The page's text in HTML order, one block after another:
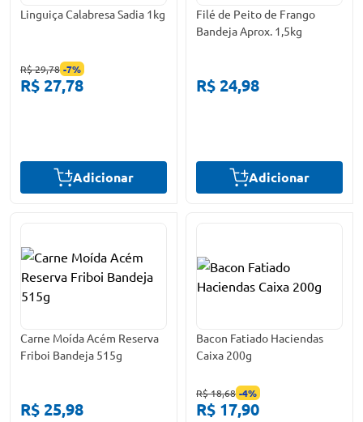
Linguiça Calabresa Sadia 1kg
R$ 29,78 -7%
R$ 27,78
Adicionar
Filé de Peito de Frango
Bandeja Aprox. 1,5kg
R$ 24,98
Adicionar
Carne Moída Acém Reserva
Friboi Bandeja 515g
R$ 25,98
Bacon Fatiado Haciendas
Caixa 200g
R$ 18,68 -4%
R$ 17,90